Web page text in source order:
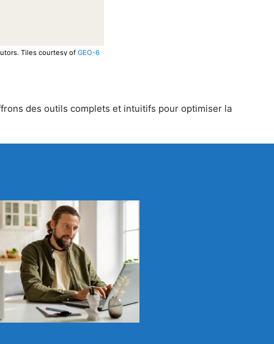
Tiles courtesy of GEO-6
des outils complets et intuitifs pour optimiser la